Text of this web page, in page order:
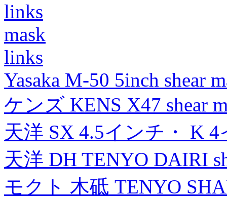
links
mask
links
Yasaka M-50 5inch shear
ケンズ KENS X47 shear
天洋 SX 4.5インチ・ K
天洋 DH TENYO DAIRI
モクト 木砥 TENYO